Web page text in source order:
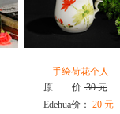
手绘荷花个人
原 价:30 元
Edehua价： 20 元